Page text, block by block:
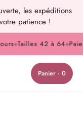
les expéditions
patience !
◆Tailles 42 à 64◆
Panier · 0